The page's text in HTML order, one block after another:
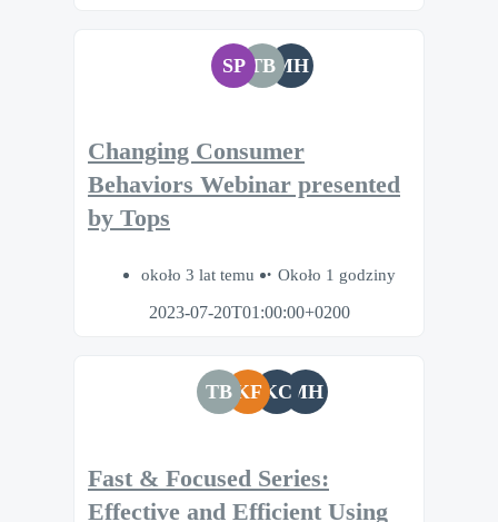
SP TBMH
Changing Consumer
Behaviors Webinar presented
by Tops
około 3 lat temu
Około 1 godziny
2023-07-20T01:00:00+0200
TB KFKCMH
Fast & Focused Series:
Effective and Efficient Using